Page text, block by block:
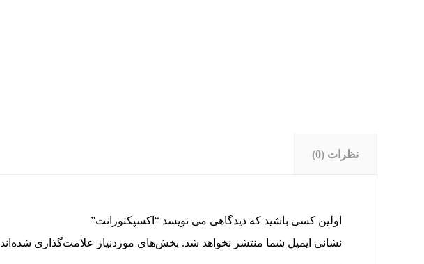
نظرات (0)
اولین کسی باشید که دیدگاهی می نویسد “اکسپکتورانت”
نشانی ایمیل شما منتشر نخواهد شد. بخش‌های موردنیاز علامت‌گذاری شده‌اند